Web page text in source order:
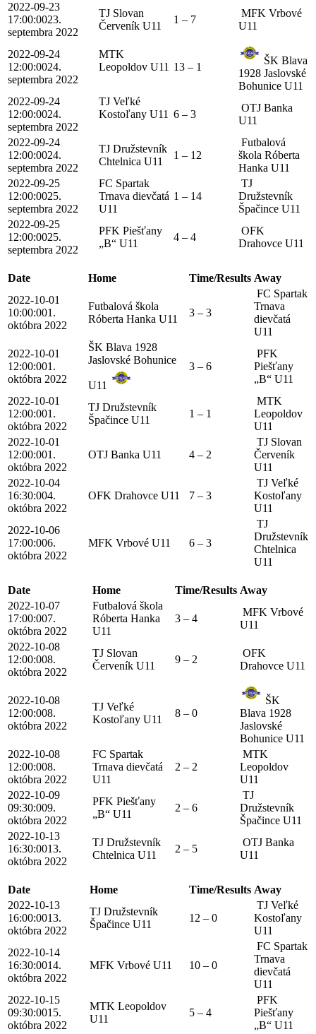
2022-09-23
17:00:0023.
septembra 2022
TJ Slovan
Červeník U11
1 – 7
MFK Vrbové
U11
2022-09-24
12:00:0024.
septembra 2022
MTK
Leopoldov U11 13 – 1
ŠK Blava
1928 Jaslovské
Bohunice U11
2022-09-24
12:00:0024.
septembra 2022
TJ Veľké
Kostoľany U11 6 – 3
OTJ Banka
U11
2022-09-24
12:00:0024.
septembra 2022
TJ Družstevník
Chtelnica U11
1 – 12
Futbalová
škola Róberta
Hanka U11
2022-09-25
12:00:0025.
septembra 2022
FC Spartak
Trnava dievčatá
U11
1 – 14
TJ
Družstevník
Špačince U11
2022-09-25
12:00:0025.
septembra 2022
PFK Piešťany
„B“ U11
4 – 4
OFK
Drahovce U11
Date Home Time/Results Away
2022-10-01
10:00:001.
októbra 2022
Futbalová škola
Róberta Hanka U11
3 – 3
FC Spartak
Trnava
dievčatá
U11
2022-10-01
12:00:001.
októbra 2022
ŠK Blava 1928
Jaslovské Bohunice
U11
3 – 6
PFK
Piešťany
„B“ U11
2022-10-01
12:00:001.
októbra 2022
TJ Družstevník
Špačince U11
1 – 1
MTK
Leopoldov
U11
2022-10-01
12:00:001.
októbra 2022
OTJ Banka U11 4 – 2
TJ Slovan
Červeník
U11
2022-10-04
16:30:004.
októbra 2022
OFK Drahovce U11 7 – 3
TJ Veľké
Kostoľany
U11
2022-10-06
17:00:006.
októbra 2022
MFK Vrbové U11 6 – 3
TJ
Družstevník
Chtelnica
U11
Date Home Time/Results Away
2022-10-07
17:00:007.
októbra 2022
Futbalová škola
Róberta Hanka
U11
3 – 4
MFK Vrbové
U11
2022-10-08
12:00:008.
októbra 2022
TJ Slovan
Červeník U11
9 – 2
OFK
Drahovce U11
2022-10-08
12:00:008.
októbra 2022
TJ Veľké
Kostoľany U11
8 – 0
ŠK
Blava 1928
Jaslovské
Bohunice U11
2022-10-08
12:00:008.
októbra 2022
FC Spartak
Trnava dievčatá
U11
2 – 2
MTK
Leopoldov
U11
2022-10-09
09:30:009.
októbra 2022
PFK Piešťany
„B“ U11
2 – 6
TJ
Družstevník
Špačince U11
2022-10-13
16:30:0013.
októbra 2022
TJ Družstevník
Chtelnica U11
2 – 5
OTJ Banka
U11
Date Home Time/Results Away
2022-10-13
16:00:0013.
októbra 2022
TJ Družstevník
Špačince U11
12 – 0
TJ Veľké
Kostoľany
U11
2022-10-14
16:30:0014.
októbra 2022
MFK Vrbové U11 10 – 0
FC Spartak
Trnava
dievčatá
U11
2022-10-15
09:30:0015.
októbra 2022
MTK Leopoldov
U11
5 – 4
PFK
Piešťany
„B“ U11